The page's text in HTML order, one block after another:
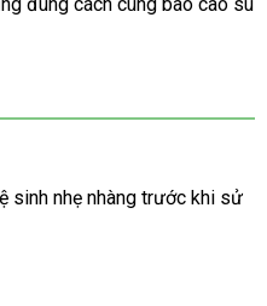
sinh nhẹ nhàng trước khi sử